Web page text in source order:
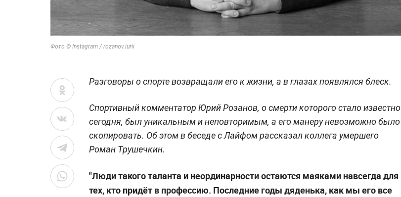
Фото © Instagram / rozanov.iurii
Разговоры о спорте возвращали его к жизни, а в глазах появлялся блеск.
Спортивный комментатор Юрий Розанов, о смерти которого стало известно
сегодня, был уникальным и неповторимым, а его манеру невозможно было
скопировать. Об этом в беседе с Лайфом рассказал коллега умершего
Роман Трушечкин.
"Люди такого таланта и неординарности остаются маяками навсегда для
тех, кто придёт в профессию. Последние годы дяденька, как мы его все